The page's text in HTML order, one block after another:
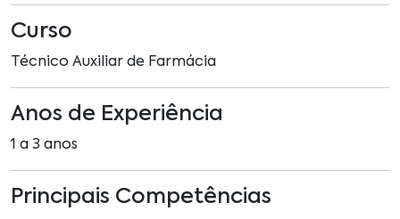
Curso
Técnico Auxiliar de Farmácia
Anos de Experiência
1 a 3 anos
Principais Competências